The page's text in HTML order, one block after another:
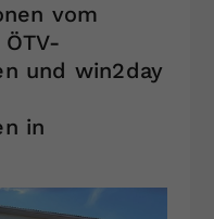
vom
und win2day
in